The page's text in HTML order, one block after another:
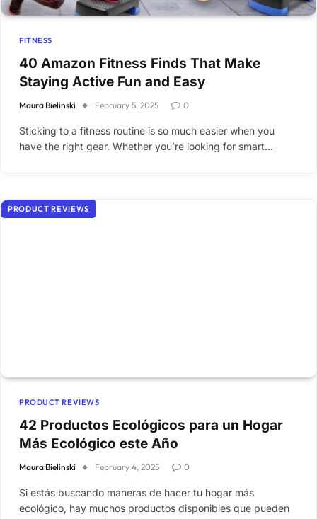
FITNESS
40 Amazon Fitness Finds That Make
Staying Active Fun and Easy
Maura Bielinski February 5, 2025 0
Sticking to a fitness routine is so much easier when you
have the right gear. Whether you’re looking for smart…
PRODUCT REVIEWS
PRODUCT REVIEWS
42 Productos Ecológicos para un Hogar
Más Ecológico este Año
Maura Bielinski February 4, 2025 0
Si estás buscando maneras de hacer tu hogar más
ecológico, hay muchos productos disponibles que pueden